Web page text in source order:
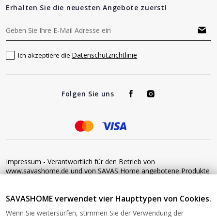
Erhalten Sie die neuesten Angebote zuerst!
Ich akzeptiere die Datenschutzrichtlinie
Folgen Sie uns
Impressum - Verantwortlich für den Betrieb von
www.savashome.de und von SAVAS Home angebotene Produkte
senden Sie keine Waren ohne vorherige Bestätigung an diese
SAVASHOME verwendet vier Haupttypen von Cookies.
Wenn Sie weitersurfen, stimmen Sie der Verwendung der